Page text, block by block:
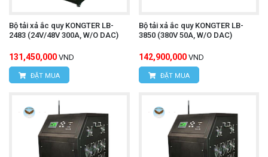
Bộ tải xả ắc quy KONGTER LB-
2483 (24V/48V 300A, W/O DAC)
131,450,000 VND
ĐẶT MUA
Bộ tải xả ắc quy KONGTER LB-
3850 (380V 50A, W/O DAC)
142,900,000 VND
ĐẶT MUA